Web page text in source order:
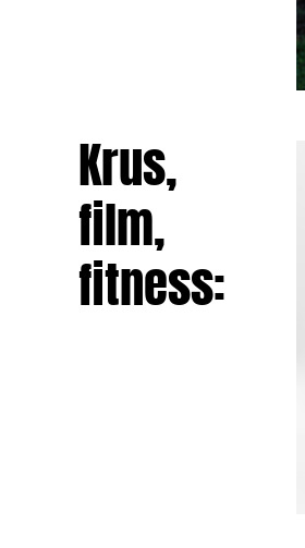
Krus,
film,
fitness: